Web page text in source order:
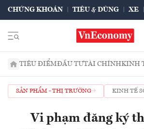
CHỨNG KHOÁN TIÊU & DÙNG XE
TIÊU ĐIỂMĐẦU TƯTÀI CHÍNHKINH
SẢN PHẨM - THỊ TRƯỜNG KINH TẾ
Vi phạm đăng ký